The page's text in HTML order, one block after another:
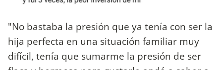
"No bastaba la presión que ya tenía con ser la
hija perfecta en una situación familiar muy
difícil, tenía que sumarme la presión de ser